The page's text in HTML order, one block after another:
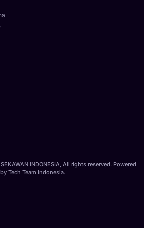
INDONESIA, All rights reserved. Powered
by Tech Team Indonesia.